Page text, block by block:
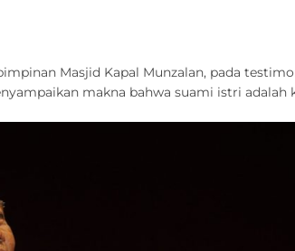
Masjid Kapal Munzalan, pada
makna bahwa suami istri